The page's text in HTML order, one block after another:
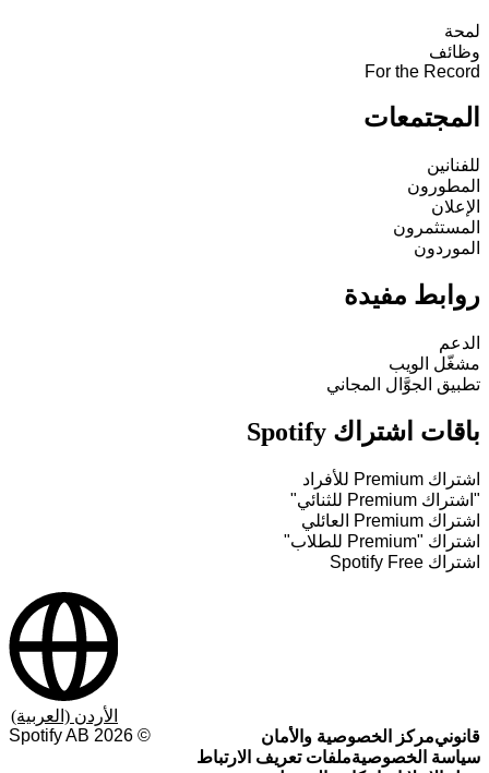
لمحة
وظائف
For the Record
المجتمعات
للفنانين
المطورون
الإعلان
المستثمرون
الموردون
روابط مفيدة
الدعم
مشغّل الويب
تطبيق الجوَّال المجاني
باقات اشتراك Spotify
اشتراك Premium للأفراد
"اشتراك Premium للثنائي"
اشتراك Premium العائلي
اشتراك "Premium للطلاب"
اشتراك Spotify Free
قانونيمركز الخصوصية والأمان
سياسة الخصوصيةملفات تعريف الارتباط
©
2026
الأردن (العربية)